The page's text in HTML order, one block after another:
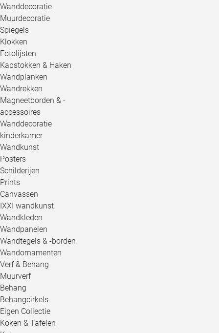
Wanddecoratie
Muurdecoratie
Spiegels
Klokken
Fotolijsten
Kapstokken & Haken
Wandplanken
Wandrekken
Magneetborden & -
accessoires
Wanddecoratie
kinderkamer
Wandkunst
Posters
Schilderijen
Prints
Canvassen
IXXI wandkunst
Wandkleden
Wandpanelen
Wandtegels & -borden
Wandornamenten
Verf & Behang
Muurverf
Behang
Behangcirkels
Eigen Collectie
Koken & Tafelen